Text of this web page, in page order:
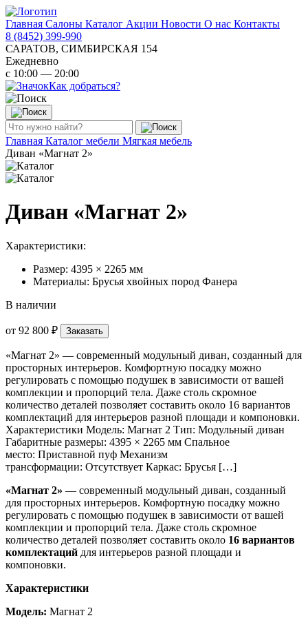
Главная Салоны Каталог Акции Новости О нас Контакты
8 (8452) 399-990
САРАТОВ, СИМБИРСКАЯ 154
Ежедневно
с 10:00 — 20:00
Как добраться?
Главная Каталог мебели Мягкая мебель
Диван «Магнат 2»
Диван «Магнат 2»
Характеристики:
Размер: 4395 × 2265 мм
Материалы: Брусья хвойных пород Фанера
В наличии
от 92 800 ₽ Заказать
«Магнат 2» — современный модульный диван, созданный для
просторных интерьеров. Комфортную посадку можно
регулировать с помощью подушек в зависимости от вашей
комплекции и пропорций тела. Даже столь скромное
количество деталей позволяет составить около 16 вариантов
комплектаций для интерьеров разной площади и компоновки.
Характеристики Модель: Магнат 2 Тип: Модульный диван
Габаритные размеры: 4395 × 2265 мм Спальное
место: Приставной пуф Механизм
трансформации: Отсутствует Каркас: Брусья […]
«Магнат 2» — современный модульный диван, созданный
для просторных интерьеров. Комфортную посадку можно
регулировать с помощью подушек в зависимости от вашей
комплекции и пропорций тела. Даже столь скромное
количество деталей позволяет составить около 16 вариантов
комплектаций для интерьеров разной площади и
компоновки.
Характеристики
Модель: Магнат 2